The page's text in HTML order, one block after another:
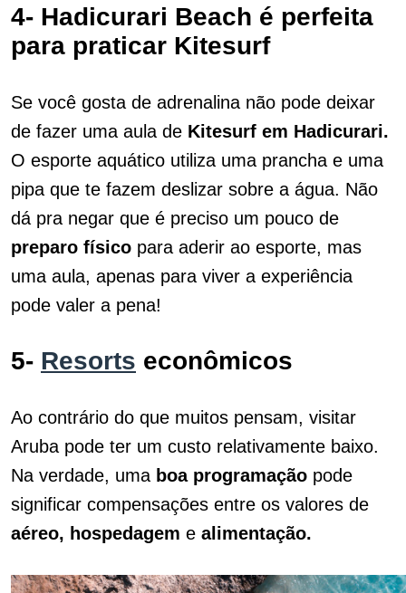
4- Hadicurari Beach é perfeita
para praticar Kitesurf
Se você gosta de adrenalina não pode deixar
de fazer uma aula de Kitesurf em Hadicurari.
O esporte aquático utiliza uma prancha e uma
pipa que te fazem deslizar sobre a água. Não
dá pra negar que é preciso um pouco de
preparo físico para aderir ao esporte, mas
uma aula, apenas para viver a experiência
pode valer a pena!
5- Resorts econômicos
Ao contrário do que muitos pensam, visitar
Aruba pode ter um custo relativamente baixo.
Na verdade, uma boa programação pode
significar compensações entre os valores de
aéreo, hospedagem e alimentação.